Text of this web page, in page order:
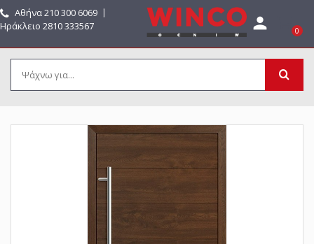
Αθήνα210 300 6069 〡
Ηράκλειο 2810 333567
 0